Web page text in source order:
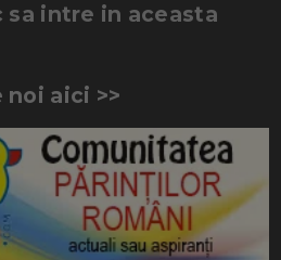
sa intre in aceasta
aici >>